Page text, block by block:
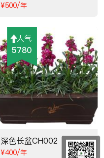
¥500/年
人气
5780
深色长盆CH002
¥400/年